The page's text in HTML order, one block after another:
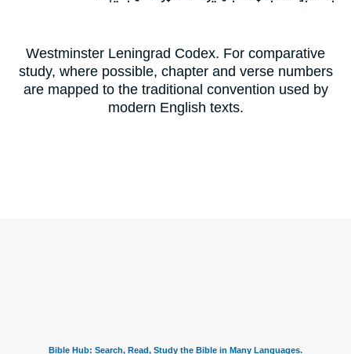
Westminster Leningrad Codex. For comparative
study, where possible, chapter and verse numbers
are mapped to the traditional convention used by
modern English texts.